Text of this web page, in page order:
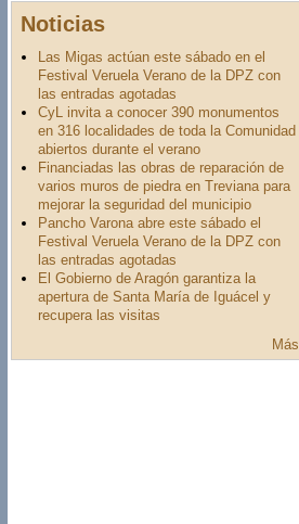
Noticias
Las Migas actúan este sábado en el
Festival Veruela Verano de la DPZ con
las entradas agotadas
CyL invita a conocer 390 monumentos
en 316 localidades de toda la Comunidad
abiertos durante el verano
Financiadas las obras de reparación de
varios muros de piedra en Treviana para
mejorar la seguridad del municipio
Pancho Varona abre este sábado el
Festival Veruela Verano de la DPZ con
las entradas agotadas
El Gobierno de Aragón garantiza la
apertura de Santa María de Iguácel y
recupera las visitas
Más